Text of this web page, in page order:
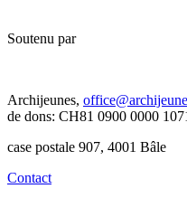
Soutenu par
Archijeunes,
de dons: CH81 0900 0000
case postale 907, 4001 Bâle
Contact